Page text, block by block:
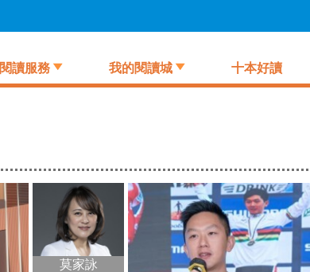
閱讀服務 我的閱讀城 十本好讀
莫家詠